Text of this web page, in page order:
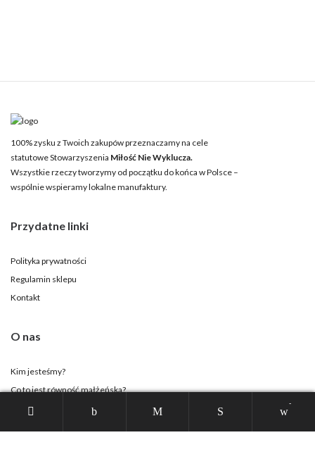
100% zysku z Twoich zakupów przeznaczamy na cele
statutowe Stowarzyszenia Miłość Nie Wyklucza.
Wszystkie rzeczy tworzymy od początku do końca w Polsce –
wspólnie wspieramy lokalne manufaktury.
Przydatne linki
Polityka prywatności
Regulamin sklepu
Kontakt
O nas
Kim jesteśmy?
Co to jest równość małżeńska?
Strona Stowarzyszenia
-